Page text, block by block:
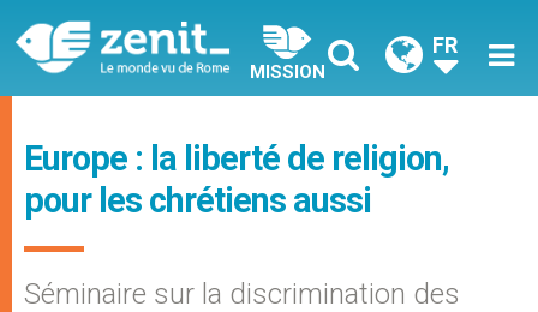
MISSION
FR
Europe : la liberté de religion,
pour les chrétiens aussi
Séminaire sur la discrimination des